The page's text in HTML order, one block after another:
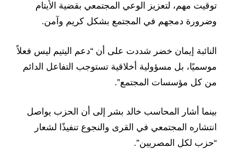
توقيت مهم، لتعزيز الوعي المجتمعي بقضية الأيتام
وضرورة دمجهم في المجتمع بشكل كريم وآمن.
النائبة إيمان خضر شددت على أن “دعم اليتيم ليس فعلاً
موسميًا، بل مسؤولية أخلاقية تستوجب التفاعل الدائم
من كل مؤسسات المجتمع”.
بينما أشار المحاسب خالد بشر إلى أن الحزب يواصل
انتشاره المجتمعي في القرى والنجوع تنفيذًا لشعار
“حزب لكل المصريين”.